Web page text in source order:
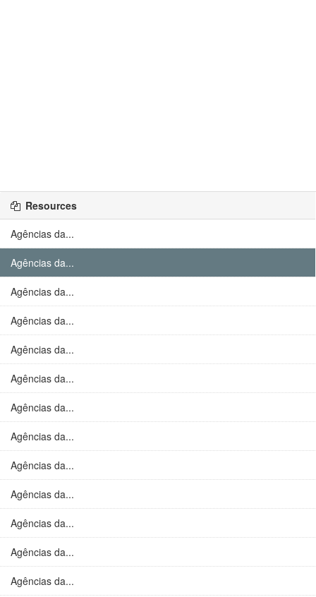
Resources
Agências da...
Agências da...
Agências da...
Agências da...
Agências da...
Agências da...
Agências da...
Agências da...
Agências da...
Agências da...
Agências da...
Agências da...
Agências da...